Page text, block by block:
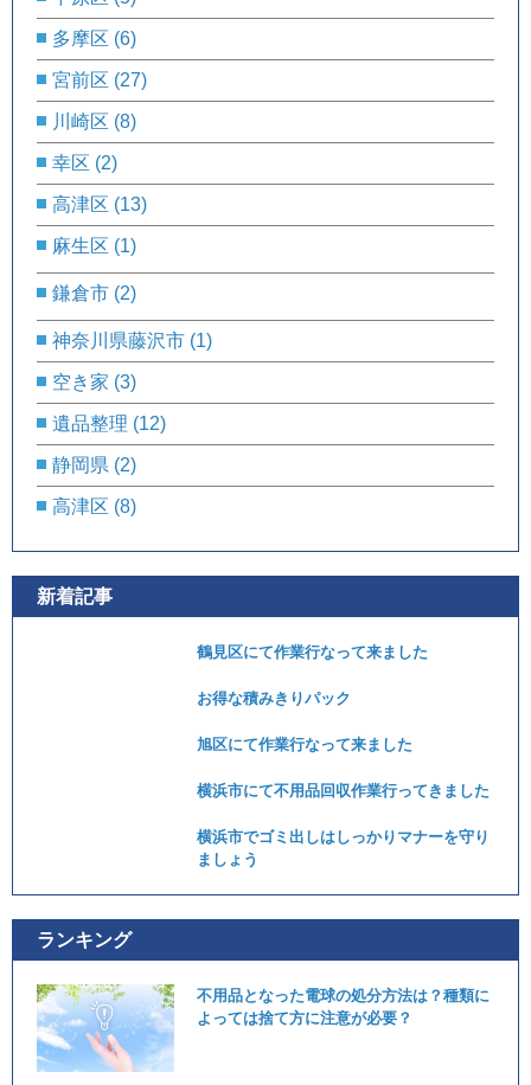
多摩区 (6)
宮前区 (27)
川崎区 (8)
幸区 (2)
高津区 (13)
麻生区 (1)
鎌倉市 (2)
神奈川県藤沢市 (1)
空き家 (3)
遺品整理 (12)
静岡県 (2)
高津区 (8)
新着記事
鶴見区にて作業行なって来ました
お得な積みきりパック
旭区にて作業行なって来ました
横浜市にて不用品回収作業行ってきました
横浜市でゴミ出しはしっかりマナーを守り
ましょう
ランキング
不用品となった電球の処分方法は？種類に
よっては捨て方に注意が必要？